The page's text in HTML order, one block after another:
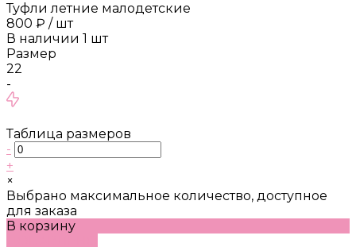
Туфли летние малодетские
800 ₽ / шт
В наличии 1 шт
Размер
22
-
Таблица размеров
-
+
×
Выбрано максимальное количество, доступное
для заказа
В корзину